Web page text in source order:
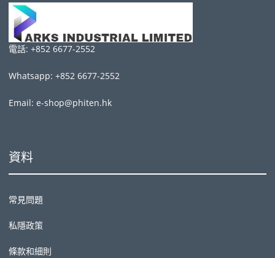
電話: +852 6677-2552
Whatsapp: +852 6677-2552
Email: e-shop@phiten.hk
資料
常見問題
私隱政策
條款和細則